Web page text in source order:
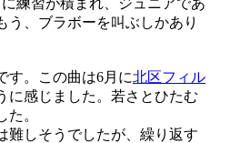
練習が積まれ、ジュニアであ
う、ブラボーを叫ぶしかあり
す。この曲は6月に北区フィル
に感じました。若さとひたむ
。
しそうでしたが、繰り返す